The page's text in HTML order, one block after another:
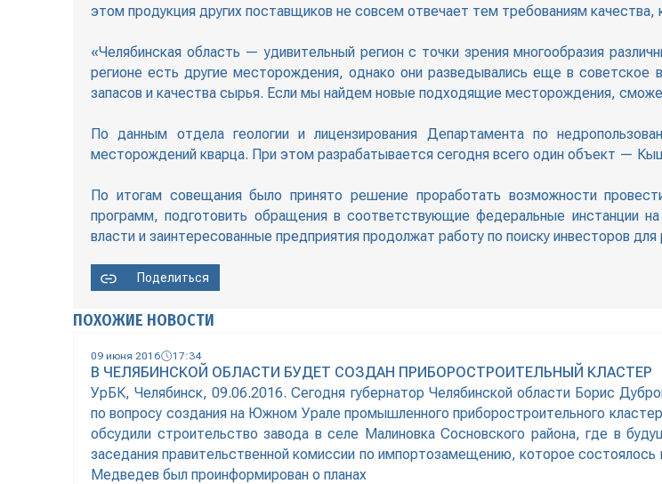
этом продукция других поставщиков не совсем отвечает тем требованиям
«Челябинская область — удивительный регион с точки зрения многообразия
регионе есть другие месторождения, однако они разведывались еще в
запасов и качества сырья. Если мы найдем новые подходящие месторождения,
По данным отдела геологии и лицензирования Департамента по
месторождений кварца. При этом разрабатывается сегодня всего один объект —
По итогам совещания было принято решение проработать возможности
программ, подготовить обращения в соответствующие федеральные инстанции
власти и заинтересованные предприятия продолжат работу по поиску инвесторов
Поделиться
ПОХОЖИЕ НОВОСТИ
09 июня 2016 17:34
В ЧЕЛЯБИНСКОЙ ОБЛАСТИ БУДЕТ СОЗДАН ПРИБОРОСТРОИТЕЛЬНЫЙ КЛАСТЕР
УрБК, Челябинск, 09.06.2016. Сегодня губернатор Челябинской области Борис
по вопросу создания на Южном Урале промышленного приборостроительного
обсудили строительство завода в селе Малиновка Сосновского района, где в
заседания правительственной комиссии по импортозамещению, которое
Медведев был проинформирован о планах